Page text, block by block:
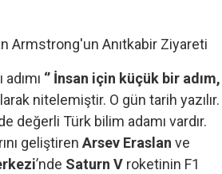
‘’ İnsan için küçük bir adım,
nitelemiştir. O gün tarih yazılır.
değerli Türk bilim adamı vardır.
geliştirenArsev Eraslan ve
’nde Saturn V roketinin F1